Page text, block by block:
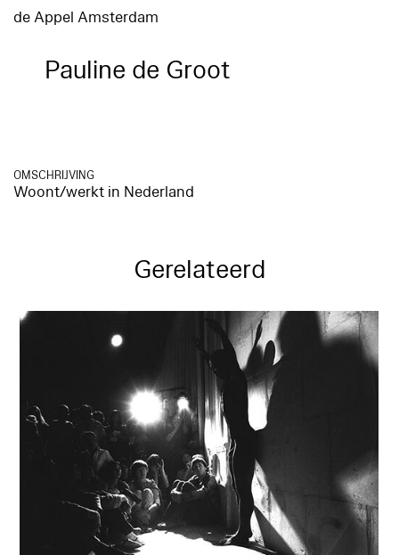
de Appel Amsterdam
Pauline de Groot
OMSCHRIJVING
Woont/werkt in Nederland
Gerelateerd